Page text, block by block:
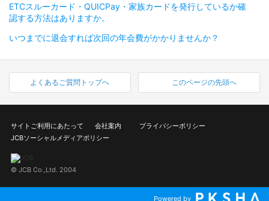
ETCスルーカード・QUICPay・家族カードを発行しているか確
認する方法はありますか。
いつまでに退会すれば次回の年会費がかかりませんか？
よくあるご質問トップへ このページの先頭へ
サイトご利用にあたって 会社案内
プライバシーポリシー
JCBソーシャルメディアポリシー
© JCB Co.,Ltd. 2004
Powered by